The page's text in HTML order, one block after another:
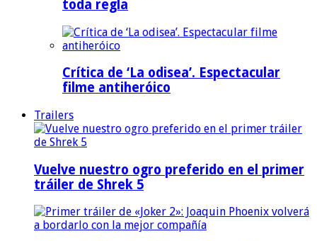
toda regla
Crítica de ‘La odisea’. Espectacular
filme antiheróico
Trailers
Vuelve nuestro ogro preferido en el primer
tráiler de Shrek 5